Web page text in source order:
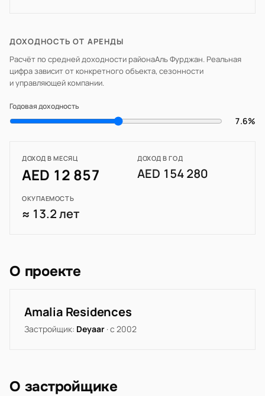
ДОХОДНОСТЬ ОТ АРЕНДЫ
Расчёт по средней доходности районаАль Фурджан. Реальная
цифра зависит от конкретного объекта, сезонности
и управляющей компании.
Годовая доходность
7.6%
ДОХОД В МЕСЯЦ
AED 12 857
ДОХОД В ГОД
AED 154 280
ОКУПАЕМОСТЬ
≈ 13.2 лет
О проекте
Amalia Residences
Застройщик: Deyaar · с 2002
О застройщике